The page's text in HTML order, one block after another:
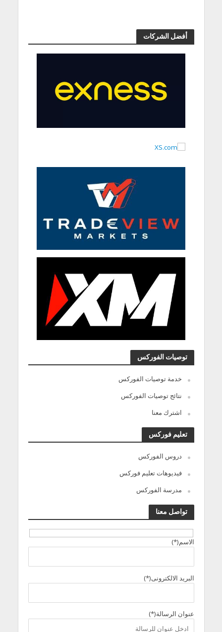
أفضل الشركات
توصيات الفوركس
خدمة توصيات الفوركس
نتائج توصيات الفوركس
اشترك معنا
تعليم فوركس
دروس الفوركس
فيديوهات تعليم فوركس
مدرسة الفوركس
تواصل معنا
الاسم(*)
البريد الالكترونى(*)
عنوان الرسالة(*)